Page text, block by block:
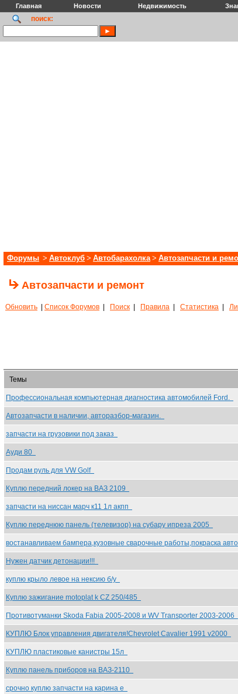
Главная Новости Недвижимость
поиск:
Форумы > Автоклуб > Автобарахолка > Автозапчасти и
Автозапчасти и ремонт
Обновить Список Форумов Поиск Правила Статистика
Темы
Профессиональная компьютерная диагностика автомобилей Ford.
Автозапчасти в наличии, авторазбор-магазин.
запчасти на грузовики под заказ
Ауди 80
Продам руль для VW Golf
Куплю передний локер на ВАЗ 2109
запчасти на ниссан марч к11 1л акпп
Куплю переднюю панель (телевизор) на субару ипреза 2005
востанавливаем бампера,кузовные сварочные работы,покраска
Нужен датчик детонации!!!
куплю крыло левое на нексию б/у
Куплю зажигание motoplat k CZ 250/485
Противотуманки Skodа Fabia 2005-2008 и WV Transporter 2003-2006
КУПЛЮ Блок управления двигателя!Chevrolet Cavalier 1991 v2000
КУПЛЮ пластиковые канистры 15л
Куплю панель приборов на ВАЗ-2110
срочно куплю запчасти на карина е